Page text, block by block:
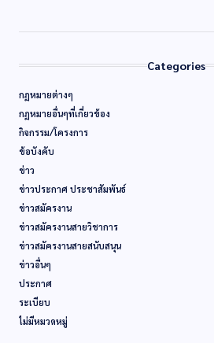
Categories
กฏหมายต่างๆ
กฏหมายอื่นๆที่เกี่ยวข้อง
กิจกรรม/โครงการ
ข้อบังคับ
ข่าว
ข่าวประกาศ ประชาสัมพันธ์
ข่าวสมัครงาน
ข่าวสมัครงานสายวิชาการ
ข่าวสมัครงานสายสนับสนุน
ข่าวอื่นๆ
ประกาศ
ระเบียบ
ไม่มีหมวดหมู่